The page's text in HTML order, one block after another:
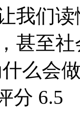
我们
甚至
么会
分 6.5